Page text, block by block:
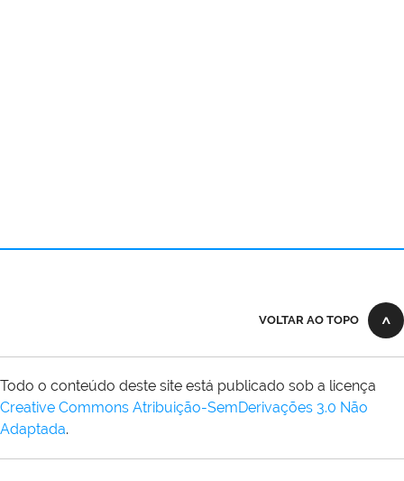
VOLTAR AO TOPO
Todo o conteúdo deste site está publicado sob a licença
Creative Commons Atribuição-SemDerivações 3.0 Não
Adaptada.